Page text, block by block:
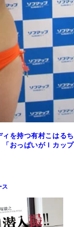
ィを持つ有村こはるち
おっぱいがＩカップ
ス